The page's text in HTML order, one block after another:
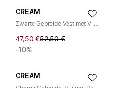
CREAM
Zwarte Gebreide Vest met V-Hals
47,50 €52,50 €
-10%
CREAM